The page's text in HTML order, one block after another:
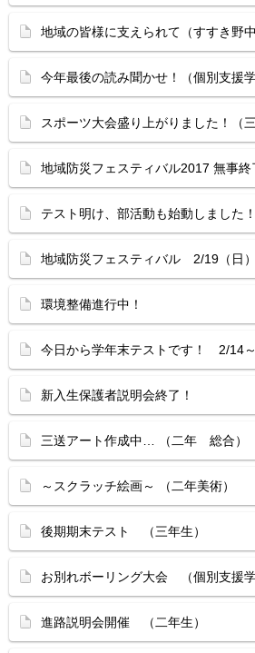
地域の皆様に支えられて（すすき野
今年最後の読み聞かせ！（個別支援学
スポーツ大会盛り上がりました！（三
地域防災フェスティバル2017 無事終
テスト明け、部活動も始動しました！
地域防災フェスティバル 2/19（日）
環境整備進行中！
今日から学年末テストです！ 2/14
新入生保護者説明会終了！
三送アート作成中… （二年 総合）
～スクラッチ絵画～ （二年美術）
後期期末テスト （三年生）
お別れボーリング大会 （個別支援学
進路説明会開催 （二年生）